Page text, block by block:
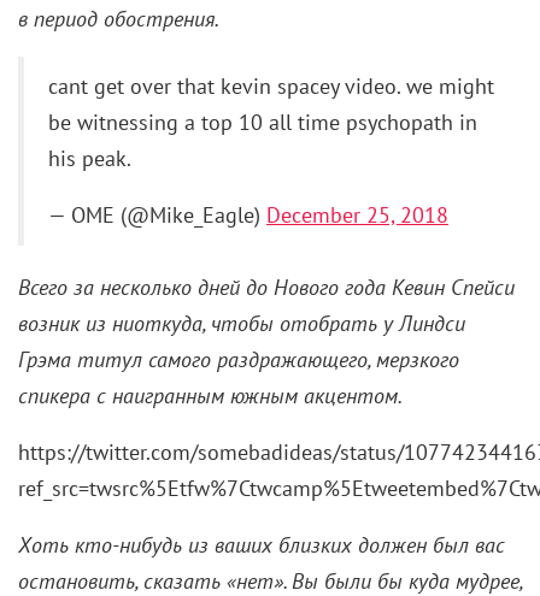
в период обострения.
cant get over that kevin spacey video. we might
be witnessing a top 10 all time psychopath in
his peak.
— OME (@Mike_Eagle) December 25, 2018
Всего за несколько дней до Нового года Кевин Спейси
возник из ниоткуда, чтобы отобрать у Линдси
Грэма титул самого раздражающего, мерзкого
спикера с наигранным южным акцентом.
https://twitter.com/somebadideas/status/
Хоть кто-нибудь из ваших близких должен был вас
остановить, сказать «нет». Вы были бы куда мудрее,